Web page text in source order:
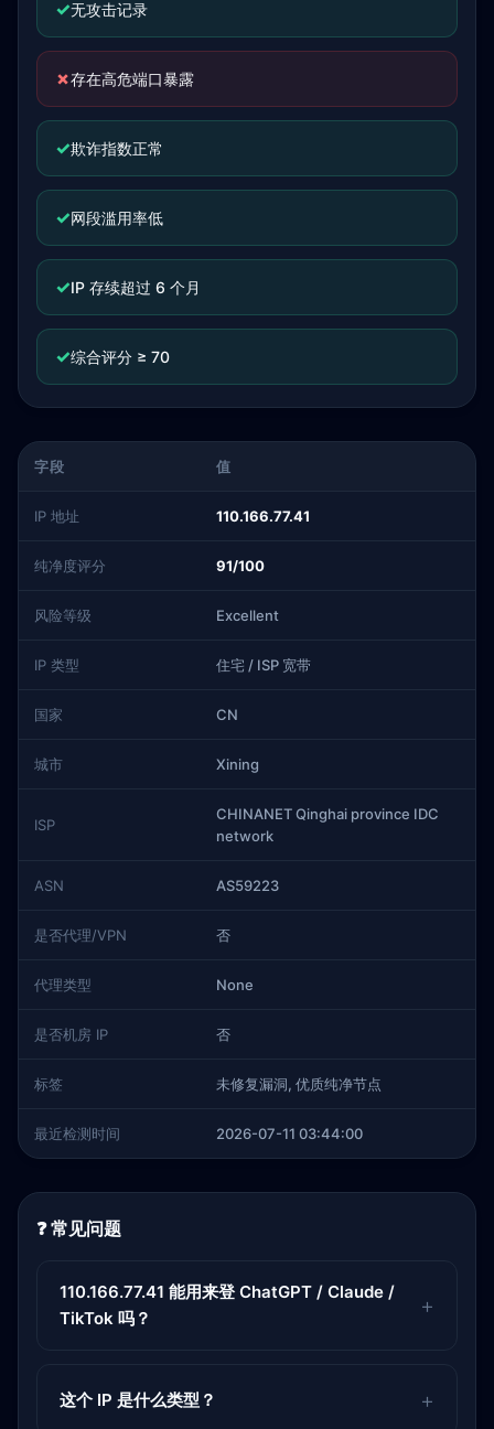
✓无攻击记录
✗存在高危端口暴露
✓欺诈指数正常
✓网段滥用率低
✓IP 存续超过 6 个月
✓综合评分 ≥ 70
字段 值
IP 地址 110.166.77.41
纯净度评分 91/100
风险等级 Excellent
IP 类型 住宅 / ISP 宽带
国家 CN
城市 Xining
ISP
CHINANET Qinghai province IDC
network
ASN AS59223
是否代理/VPN 否
代理类型 None
是否机房 IP 否
标签 未修复漏洞, 优质纯净节点
最近检测时间 2026-07-11 03:44:00
❓ 常见问题
110.166.77.41 能用来登 ChatGPT / Claude /
TikTok 吗？
这个 IP 是什么类型？